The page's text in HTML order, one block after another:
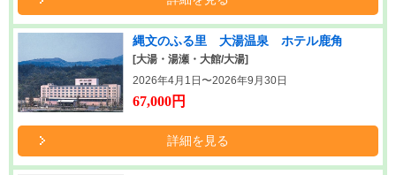
縄文のふる里 大湯温泉 ホテル鹿角
[大湯・湯瀬・大館/大湯]
2026年4月1日〜2026年9月30日
67,000円
詳細を見る